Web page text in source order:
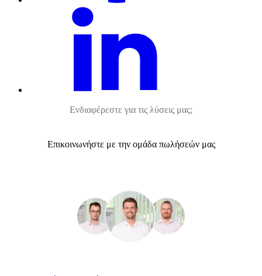
Ενδιαφέρεστε για τις λύσεις μας;
Επικοινωνήστε με την ομάδα πωλήσεών μας